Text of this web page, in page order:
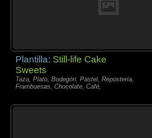
Plantilla: Still-life Cake
Sweets
Taza, Plato, Bodegón, Pastel, Repostería,
Frambuesas, Chocolate, Café,